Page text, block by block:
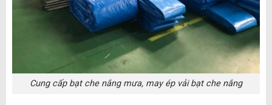
Cung cấp bạt che nắng mưa, may ép vải bạt che nắng